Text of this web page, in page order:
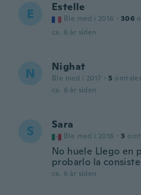
E Estelle
Ble med i 2016 · 306
ca. 6 år siden
N Nighat
Ble med i 2017 · 5 omtaler
ca. 6 år siden
S Sara
Ble med i 2016 · 3
No huele Llego en
probarlo la
ca. 6 år siden